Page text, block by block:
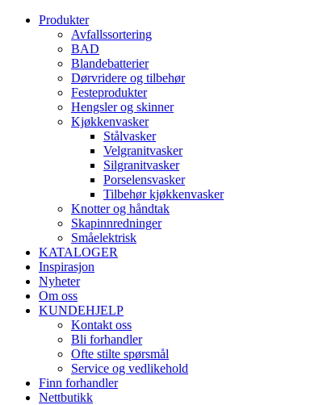
Produkter
Avfallssortering
BAD
Blandebatterier
Dørvridere og tilbehør
Festeprodukter
Hengsler og skinner
Kjøkkenvasker
Stålvasker
Velgranitvasker
Silgranitvasker
Porselensvasker
Tilbehør kjøkkenvasker
Knotter og håndtak
Skapinnredninger
Småelektrisk
KATALOGER
Inspirasjon
Nyheter
Om oss
KUNDEHJELP
Kontakt oss
Bli forhandler
Ofte stilte spørsmål
Service og vedlikehold
Finn forhandler
Nettbutikk